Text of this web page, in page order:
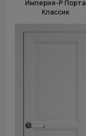
Империя-Р Порта
Классик